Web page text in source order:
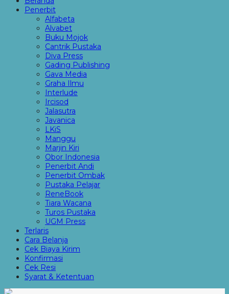
Penerbit
Alfabeta
Alvabet
Buku Mojok
Cantrik Pustaka
Diva Press
Gading Publishing
Gava Media
Graha Ilmu
Interlude
Ircisod
Jalasutra
Javanica
LKiS
Manggu
Marjin Kiri
Obor Indonesia
Penerbit Andi
Penerbit Ombak
Pustaka Pelajar
ReneBook
Tiara Wacana
Turos Pustaka
UGM Press
Terlaris
Cara Belanja
Cek Biaya Kirim
Konfirmasi
Cek Resi
Syarat & Ketentuan